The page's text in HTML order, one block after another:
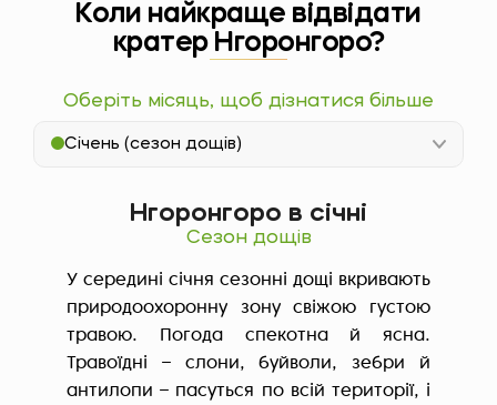
Коли найкраще відвідати
кратер Нгоронгоро?
Оберіть місяць, щоб дізнатися більше
Січень (сезон дощів)
Нгоронгоро в січні
Сезон дощів
У середині січня сезонні дощі вкривають
природоохоронну зону свіжою густою
травою. Погода спекотна й ясна.
Травоїдні – слони, буйволи, зебри й
антилопи – пасуться по всій території, і